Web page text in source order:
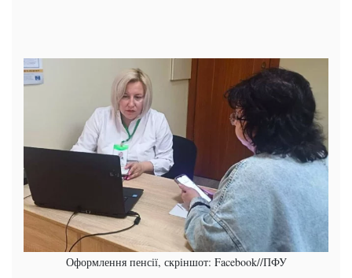
Оформлення пенсії, скріншот: Facebook//ПФУ